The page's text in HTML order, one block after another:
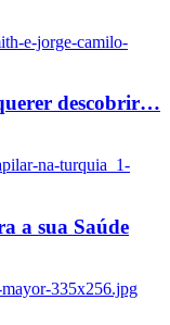
e-jorge-camilo-
descobrir…
na-turquia_1-
a sua Saúde
335x256.jpg